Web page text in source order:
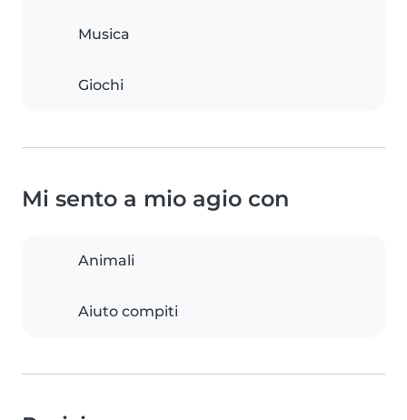
Musica
Giochi
Mi sento a mio agio con
Animali
Aiuto compiti